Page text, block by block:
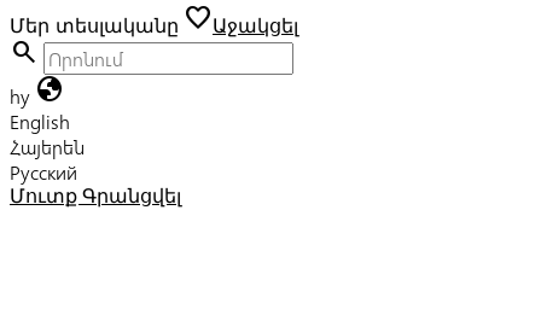
Մեր տեսլականը favoriteԱջակցել
search
hy globe
English
Հայերեն
Русский
Մուտք Գրանցվել